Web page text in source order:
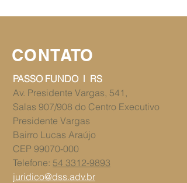
CONTATO
PASSO FUNDO l RS
Av. Presidente Vargas, 541,
Salas 907/908 ​​do Centro Executivo
Presidente Vargas
Bairro Lucas Araújo
CEP 99070-000
Telefone: 54 3312-9893
juridico@dss.adv.br